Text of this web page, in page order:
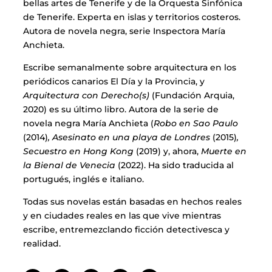
bellas artes de Tenerife y de la Orquesta Sinfónica
de Tenerife. Experta en islas y territorios costeros.
Autora de novela negra, serie Inspectora María
Anchieta.
Escribe semanalmente sobre arquitectura en los
periódicos canarios El Día y la Provincia, y
Arquitectura con Derecho(s) (Fundación Arquia,
2020) es su último libro. Autora de la serie de
novela negra María Anchieta (Robo en Sao Paulo
(2014), Asesinato en una playa de Londres (2015),
Secuestro en Hong Kong (2019) y, ahora,Muerte en
la Bienal de Venecia (2022). Ha sido traducida al
portugués, inglés e italiano.
Todas sus novelas están basadas en hechos reales
y en ciudades reales en las que vive mientras
escribe, entremezclando ficción detectivesca y
realidad.